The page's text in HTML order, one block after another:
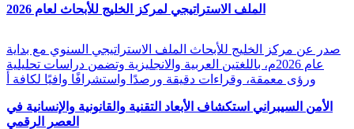
الملف الاستراتيجي لمركز الخليج للأبحاث لعام 2026
صدر عن مركز الخليج للأبحاث الملف الاستراتيجي السنوي مع بداية
عام 2026م، باللغتين العربية والانجليزية وتضمن دراسات تحليلية
ورؤى معمقة، وقراءات دقيقة ورصدًا واستشرافًا وافيًا لكافة أ
الأمن السيبراني استكشاف الأبعاد التقنية والقانونية والإنسانية في
العصر الرقمي